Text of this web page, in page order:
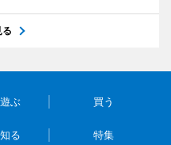
る
ぶ 買う
る 特集